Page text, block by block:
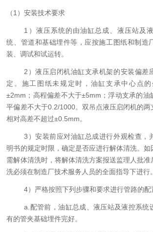
（1）安装技术要求
1）液压系统的由油缸总成、液压站及
统、管道和基础埋件等，应按施工图纸和制造
装、调试和试运转。
2）液压启闭机油缸支承机架的安装偏差
定。施工图纸未规定时，油缸支承中心点
±2mm；高程偏差不大于±5mm；浮动支承的油
平偏差不大于0.2/1000。双吊点液压启闭机的两
相对高差不超过±0.5mm。
3）安装前应对油缸总成进行外观检查，
明书的规定时限，确定是否应进行解体清洗。
需解体清洗时，将解体清洗方案报送监理人批
洗必须在制造厂技术服务人员的全面指导下进行。
4）严格按照下列步骤和要求进行管路的配
a.配管前，油缸总成、液压站及液控系统
有的管夹基础埋件完好。